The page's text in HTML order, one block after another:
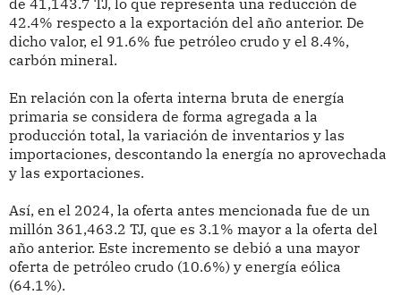
42.4% respecto a la exportación del año anterior. De
dicho valor, el 91.6% fue petróleo crudo y el 8.4%,
carbón mineral.
En relación con la oferta interna bruta de energía
primaria se considera de forma agregada a la
producción total, la variación de inventarios y las
importaciones, descontando la energía no aprovechada
y las exportaciones.
Así, en el 2024, la oferta antes mencionada fue de un
millón 361,463.2 TJ, que es 3.1% mayor a la oferta del
año anterior. Este incremento se debió a una mayor
oferta de petróleo crudo (10.6%) y energía eólica
(64.1%).